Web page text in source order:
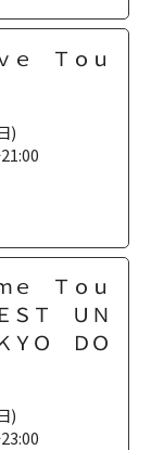
ｅ Ｔｏｕ
)
ｅ Ｔｏｕ
ＳＴ ＵＮ
ＹＯ ＤＯ
)